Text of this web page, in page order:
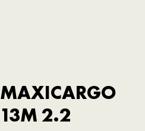
MAXICARGO
13M 2.2